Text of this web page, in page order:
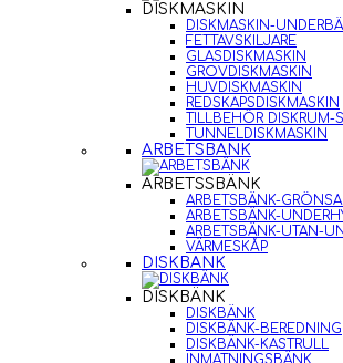
DISKMASKIN
DISKMASKIN-
FETTAVSKILJARE
GLASDISKMASKIN
GROVDISKMASKIN
HUVDISKMASKIN
REDSKAPSDISKMASKIN
TILLBEHÖR DISKRUM-
TUNNELDISKMASKIN
ARBETSBÄNK
ARBETSSBÄNK
ARBETSBÄNK-
ARBETSBÄNK-
ARBETSBÄNK-UTAN-
VÄRMESKÅP
DISKBÄNK
DISKBÄNK
DISKBÄNK
DISKBÄNK-BEREDNING
DISKBÄNK-KASTRULL
INMATNINGSBÄNK